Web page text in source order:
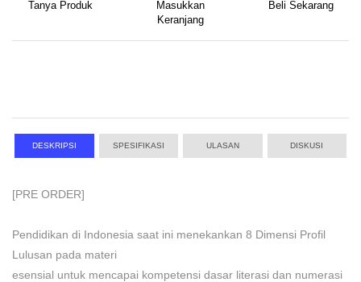
Tanya Produk
Masukkan
Keranjang
Beli Sekarang
DESKRIPSI SPESIFIKASI ULASAN DISKUSI
[PRE ORDER]
Pendidikan di Indonesia saat ini menekankan 8 Dimensi Profil
Lulusan pada materi
esensial untuk mencapai kompetensi dasar literasi dan numerasi